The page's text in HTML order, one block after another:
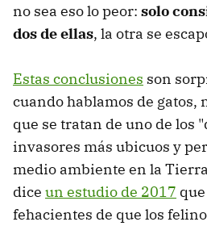
no sea eso lo peor: solo
dos de ellas, la otra se
Estas conclusiones son
cuando hablamos de gatos,
que se tratan de uno de los
invasores más ubicuos y
medio ambiente en la
dice un estudio de 2017
fehacientes de que los